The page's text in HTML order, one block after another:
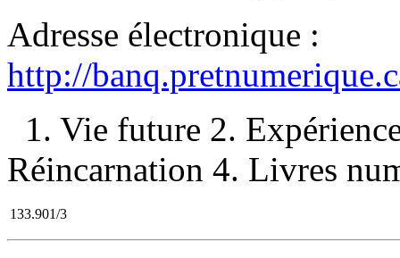
Adresse électronique :
http://
1. Vie future 2.
Réincarnation 4. Livres
133.901/3